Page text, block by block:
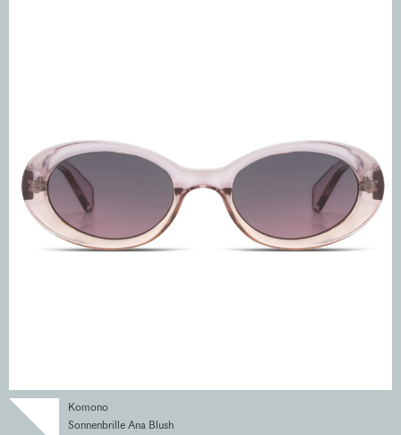
Komono
Sonnenbrille Ana Blush